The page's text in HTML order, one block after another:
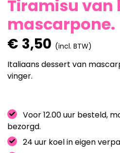
Tiramisu van
mascarpone.
€ 3,50 (incl. BTW)
Italiaans dessert van
vinger.
Voor 12.00 uur besteld,
bezorgd.
24 uur koel in eigen